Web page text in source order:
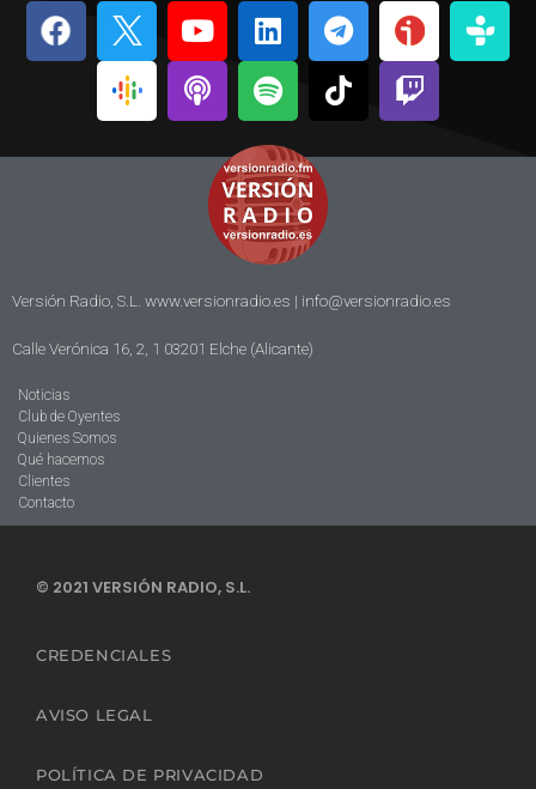
Versión Radio, S.L. www.versionradio.es | info@versionradio.es
Calle Verónica 16, 2, 1 03201 Elche (Alicante)
Noticias
Club de Oyentes
Quienes Somos
Qué hacemos
Clientes
Contacto
© 2021 VERSIÓN RADIO, S.L.
CREDENCIALES
AVISO LEGAL
POLÍTICA DE PRIVACIDAD